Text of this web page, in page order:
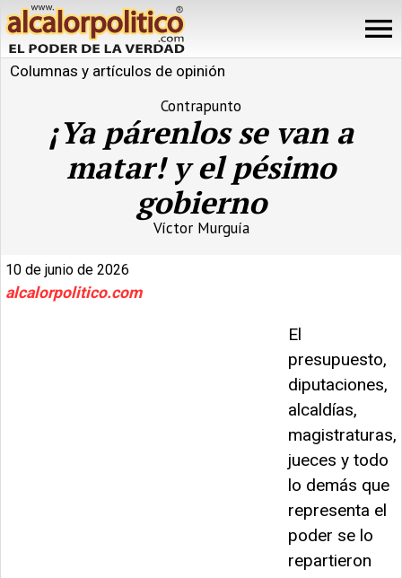
Columnas y artículos de opinión
Contrapunto
¡Ya párenlos se van a
matar! y el pésimo
gobierno
Víctor Murguía
10 de junio de 2026
alcalorpolitico.com
El
presupuesto,
diputaciones,
alcaldías,
magistraturas,
jueces y todo
lo demás que
representa el
poder se lo
repartieron